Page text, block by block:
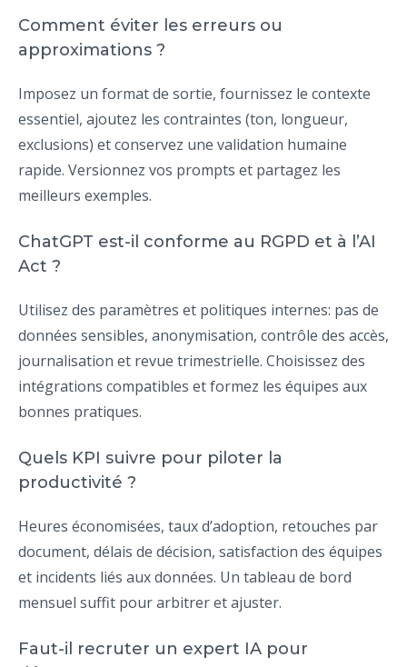
Comment éviter les erreurs ou
approximations ?
Imposez un format de sortie, fournissez le contexte
essentiel, ajoutez les contraintes (ton, longueur,
exclusions) et conservez une validation humaine
rapide. Versionnez vos prompts et partagez les
meilleurs exemples.
ChatGPT est-il conforme au RGPD et à l’AI
Act ?
Utilisez des paramètres et politiques internes: pas de
données sensibles, anonymisation, contrôle des accès,
journalisation et revue trimestrielle. Choisissez des
intégrations compatibles et formez les équipes aux
bonnes pratiques.
Quels KPI suivre pour piloter la
productivité ?
Heures économisées, taux d’adoption, retouches par
document, délais de décision, satisfaction des équipes
et incidents liés aux données. Un tableau de bord
mensuel suffit pour arbitrer et ajuster.
Faut-il recruter un expert IA pour